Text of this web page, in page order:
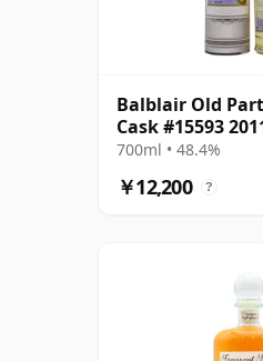
Balblair Old
Cask #15593
700ml • 48.4%
￥12,200 ?